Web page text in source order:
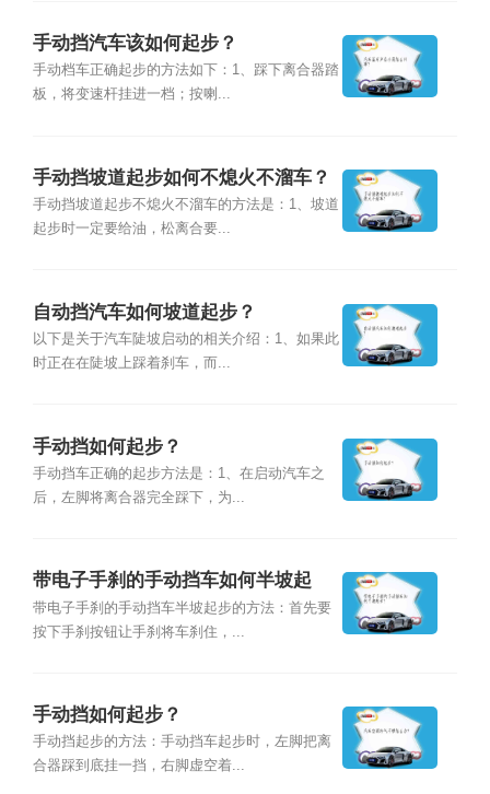
手动挡汽车该如何起步？
手动档车正确起步的方法如下：1、踩下离合器踏
板，将变速杆挂进一档；按喇...
手动挡坡道起步如何不熄火不溜车？
手动挡坡道起步不熄火不溜车的方法是：1、坡道
起步时一定要给油，松离合要...
自动挡汽车如何坡道起步？
以下是关于汽车陡坡启动的相关介绍：1、如果此
时正在在陡坡上踩着刹车，而...
手动挡如何起步？
手动挡车正确的起步方法是：1、在启动汽车之
后，左脚将离合器完全踩下，为...
带电子手刹的手动挡车如何半坡起
步？
带电子手刹的手动挡车半坡起步的方法：首先要
按下手刹按钮让手刹将车刹住，...
手动挡如何起步？
手动挡起步的方法：手动挡车起步时，左脚把离
合器踩到底挂一挡，右脚虚空着...